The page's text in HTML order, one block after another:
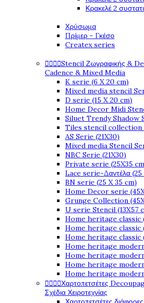
Κρακελέ 2
Χρύσωμα
Πρίμερ - Γκέσο
Createx series
   Stencil Ζωγραφικής &
Cadence & Mixed Media
K serie (6 X 20 cm)
Mixed media stencil
D serie (15 X 20 cm)
Home Decor Midi
Siluet Trendy Shadow
Tiles stencil collection
AS Serie (21X30)
Mixed media Stencil
NBC Serie (21X30)
Private serie (25X35
Lace serie-Δαντέλα (25
BN serie (25 X 35 cm)
Home Decor serie
Grunge Collection
U serie Stencil (13X57
Home heritage classic
Home heritage classic
Home heritage classic
Home heritage
Home heritage
Home heritage
Home heritage
   Χαρτοπετσέτες
Σχέδια Χειροτεχνίας